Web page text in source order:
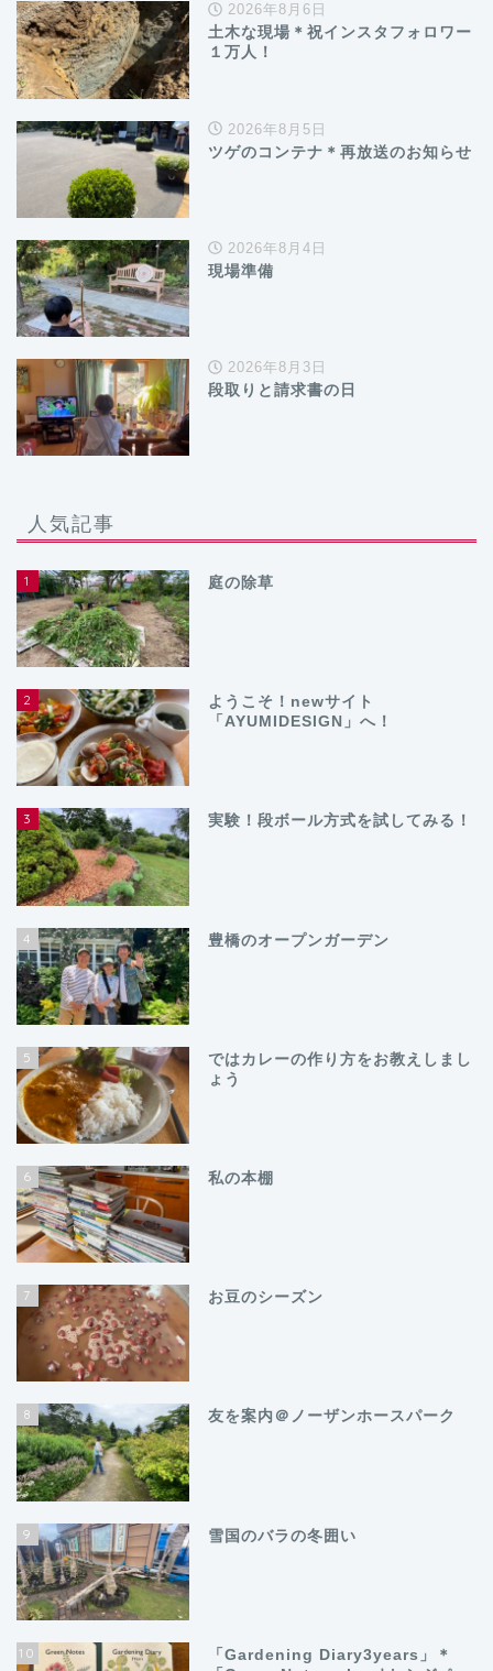
2026年8月6日
土木な現場＊祝インスタフォロワー
１万人！
2026年8月5日
ツゲのコンテナ＊再放送のお知らせ
2026年8月4日
現場準備
2026年8月3日
段取りと請求書の日
人気記事
1 庭の除草
2
ようこそ！newサイト
「AYUMIDESIGN」へ！
3 実験！段ボール方式を試してみる！
4 豊橋のオープンガーデン
5
ではカレーの作り方をお教えしまし
ょう
6 私の本棚
7 お豆のシーズン
8 友を案内＠ノーザンホースパーク
9 雪国のバラの冬囲い
10
「Gardening Diary3years」＊